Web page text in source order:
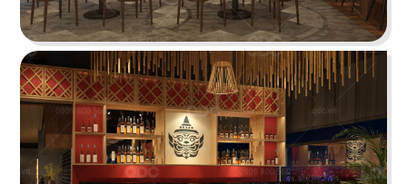
PHÊ LA
Dự án mới nhất của chúng tôi, Phê La - Biên Hòa
tọa lạc trên con đường Võ Thị Sáu sầm uất...
Chi tiết